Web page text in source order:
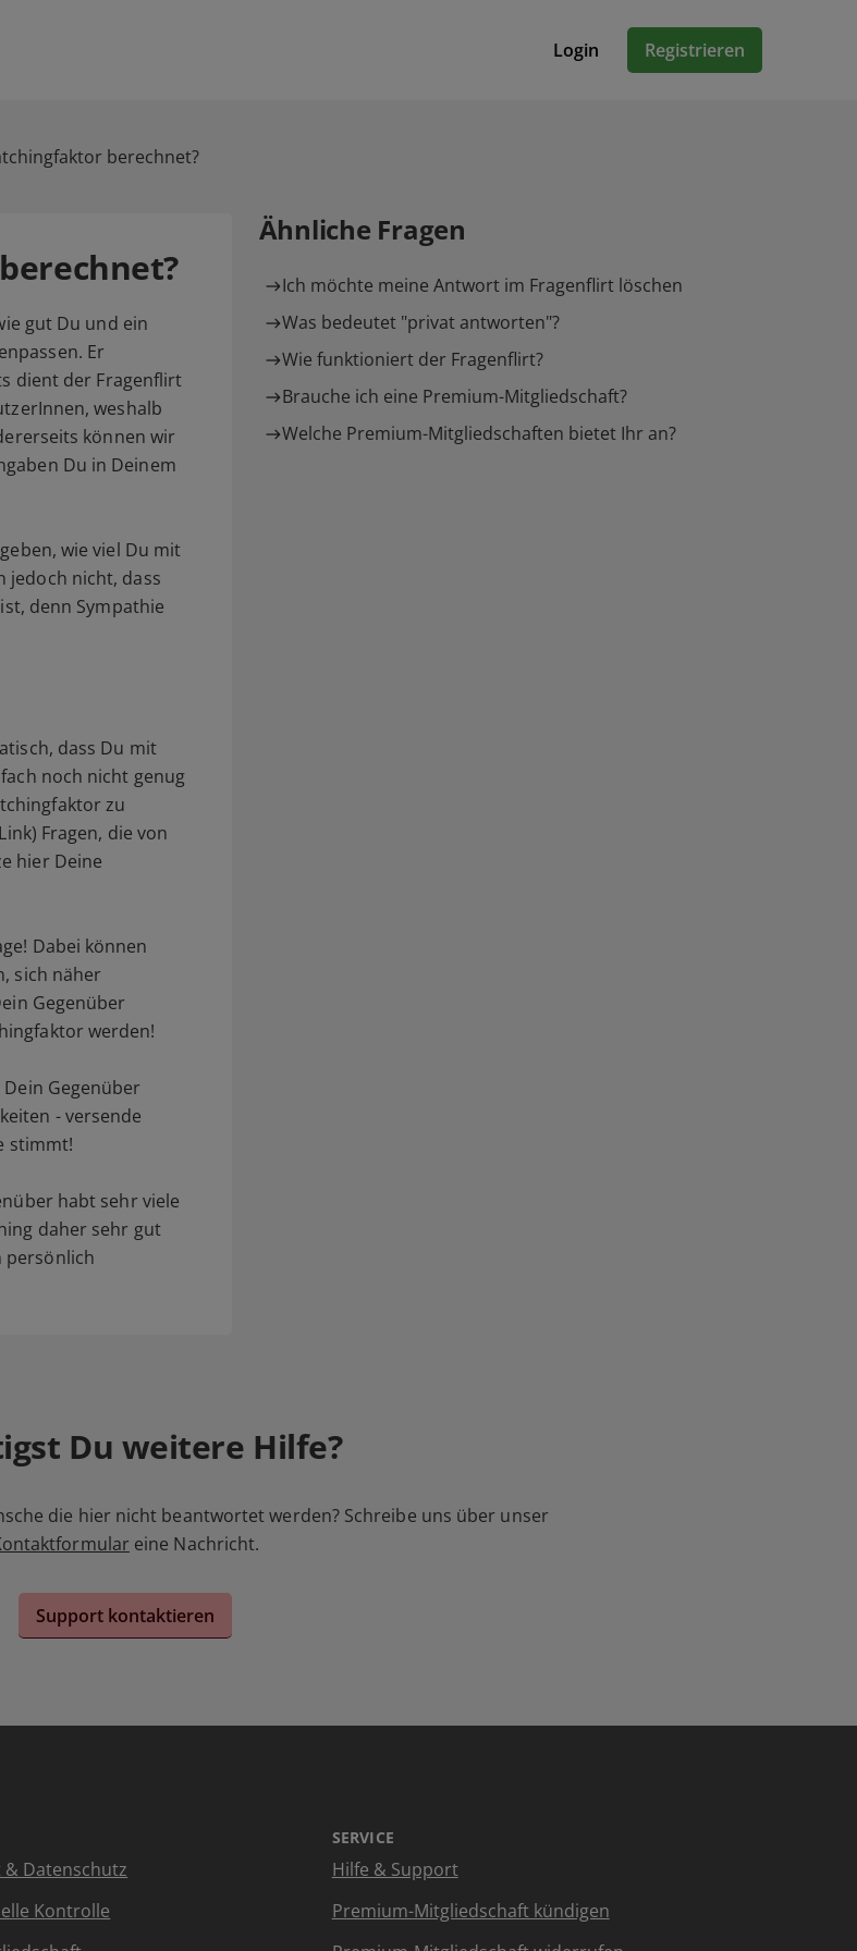
Login Registrieren
berechnet?
gut Du und ein
Er
dient der Fragenflirt
weshalb
können wir
Du in Deinem
wie viel Du mit
jedoch nicht, dass
denn Sympathie
dass Du mit
noch nicht genug
zu
Fragen, die von
hier Deine
Dabei können
sich näher
Gegenüber
werden!
Gegenüber
- versende
stimmt!
habt sehr viele
daher sehr gut
persönlich
Ähnliche Fragen
Ich möchte meine Antwort im Fragenflirt löschen
Was bedeutet "privat antworten"?
Wie funktioniert der Fragenflirt?
Brauche ich eine Premium-Mitgliedschaft?
Welche Premium-Mitgliedschaften bietet Ihr an?
Du weitere Hilfe?
die hier nicht beantwortet werden? Schreibe uns über unser
eine Nachricht.
Support kontaktieren
& Datenschutz
Kontrolle
SERVICE
Hilfe & Support
Premium-Mitgliedschaft kündigen